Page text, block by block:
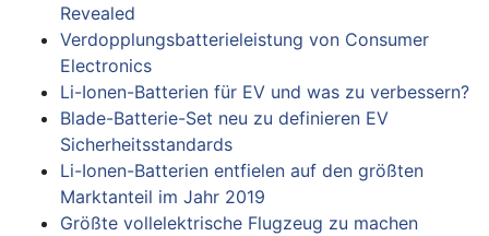
Revealed
Verdopplungsbatterieleistung von Consumer
Electronics
Li-Ionen-Batterien für EV und was zu verbessern?
Blade-Batterie-Set neu zu definieren EV
Sicherheitsstandards
Li-Ionen-Batterien entfielen auf den größten
Marktanteil im Jahr 2019
Größte vollelektrische Flugzeug zu machen